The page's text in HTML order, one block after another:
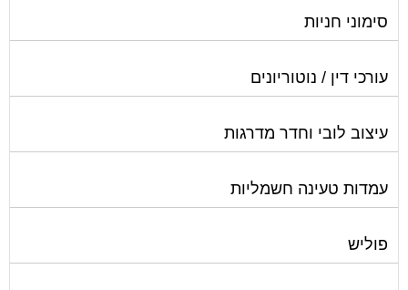
סימוני חניות
עורכי דין / נוטוריונים
עיצוב לובי וחדר מדרגות
עמדות טעינה חשמליות
פוליש